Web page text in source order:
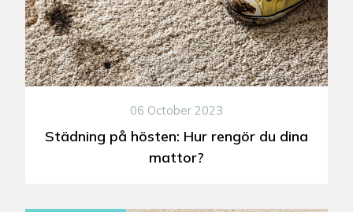
06 October 2023
Städning på hösten: Hur rengör du dina
mattor?